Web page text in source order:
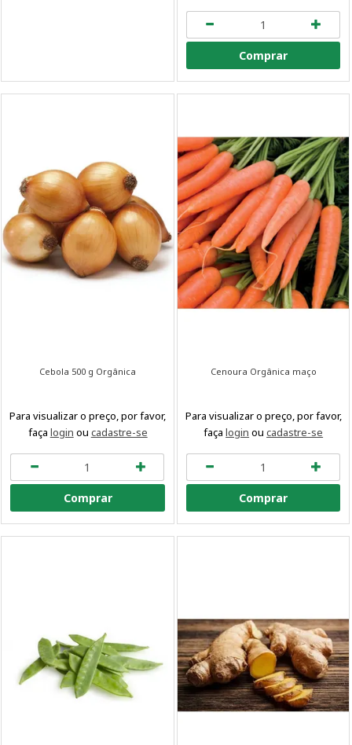
Comprar
Cebola 500 g Orgânica
Para visualizar o preço, por favor,
faça login ou cadastre-se
Comprar
Cenoura Orgânica maço
Para visualizar o preço, por favor,
façalogin oucadastre-se
Comprar